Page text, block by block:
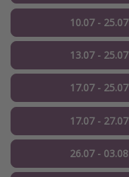
10.07 - 25.07
13.07 - 25.07
17.07 - 25.07
17.07 - 27.07
26.07 - 03.08